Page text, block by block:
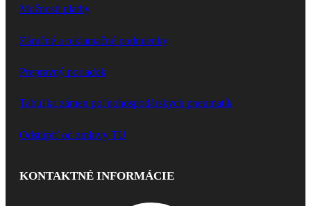
Možnosti platby
Záručné a reklamačné podmienky
Prepravný poriadok
Tabuľka zámen poľnohospodárskych pneumatík
Odstúpiť od zmluvy TU
KONTAKTNÉ INFORMÁCIE